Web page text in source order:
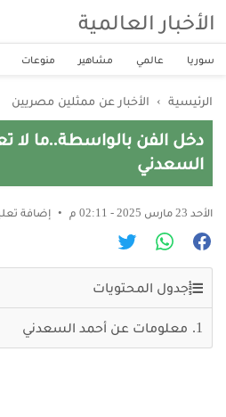
الأخبار العالمية
سوريا عالمي مشاهير منوعات
الرئيسية › الأخبار عن ممثلين مصريين
دخل الفن بالواسطة..ما لا
السعدني
الأحد 23 مارس 2025 - 02:11 م إضافة
جدول المحتويات
معلومات عن أحمد السعدني